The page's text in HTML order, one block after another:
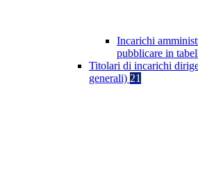
Incarichi
pubblicare in
Titolari di incarichi
generali) 21